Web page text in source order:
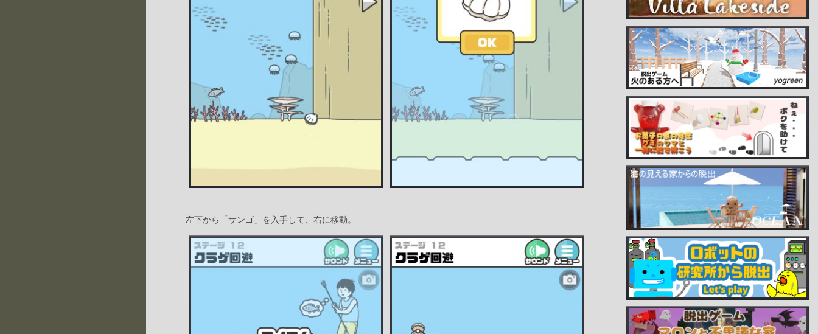
左下から「サンゴ」を入手して、右に移動。